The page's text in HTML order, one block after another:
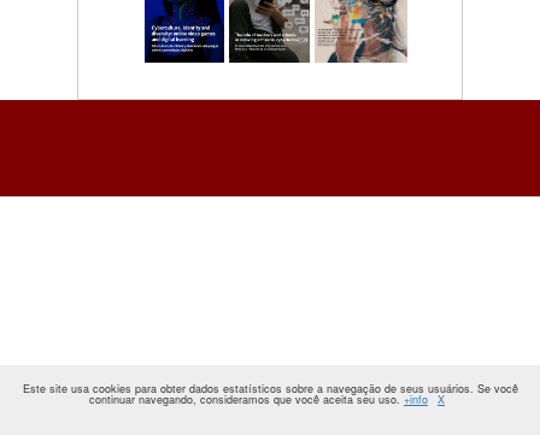
Este site usa cookies para obter dados estatísticos sobre a navegação de seus usuários. Se você
continuar navegando, consideramos que você aceita seu uso. +info X